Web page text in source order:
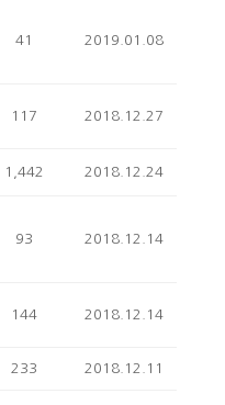
41 2019.01.08
117 2018.12.27
1,442 2018.12.24
93 2018.12.14
144 2018.12.14
233 2018.12.11